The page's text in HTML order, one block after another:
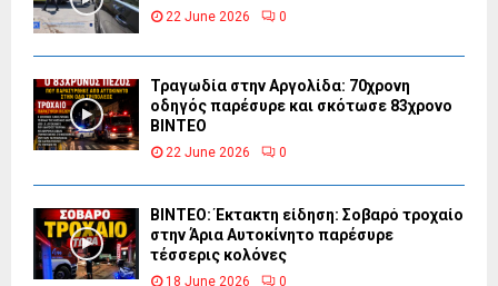
22 June 2026 0
Τραγωδία στην Αργολίδα: 70χρονη
οδηγός παρέσυρε και σκότωσε 83χρονο
ΒΙΝΤΕΟ
22 June 2026 0
ΒΙΝΤΕΟ: Έκτακτη είδηση: Σοβαρό τροχαίο
στην Άρια Αυτοκίνητο παρέσυρε
τέσσερις κολόνες
18 June 2026 0